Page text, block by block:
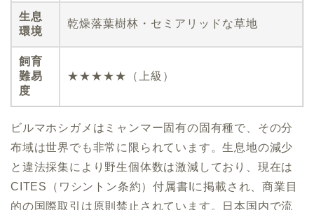
生息
環境
乾燥落葉樹林・セミアリッドな草地
飼育
難易
度
★★★★★（上級）
ビルマホシガメはミャンマー固有の固有種で、その分
布域は世界でも非常に限られています。生息地の減少
と違法採集により野生個体数は激減しており、現在は
CITES（ワシントン条約）付属書Iに掲載され、商業目
的の国際取引は原則禁止されています。日本国内で流